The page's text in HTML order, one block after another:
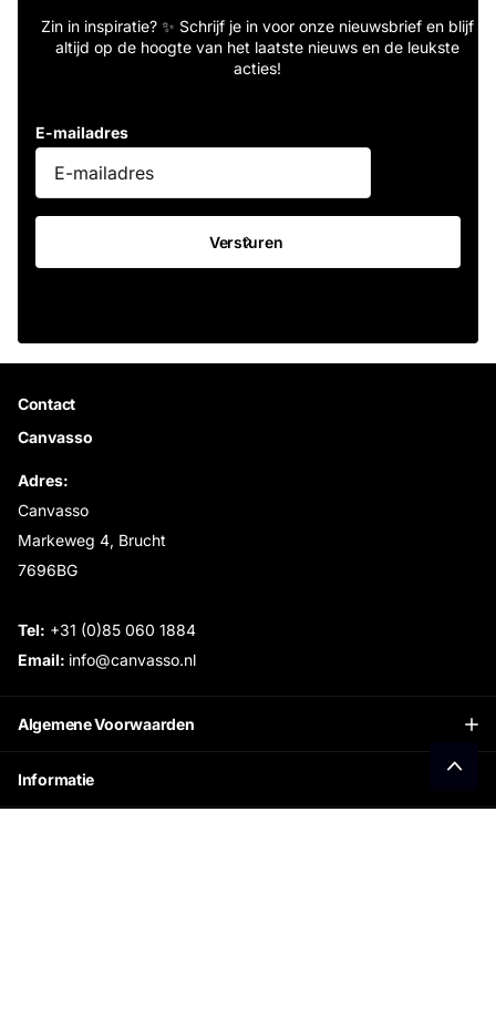
Zin in inspiratie? ✨ Schrijf je in voor onze nieuwsbrief en blijf
altijd op de hoogte van het laatste nieuws en de leukste
acties!
E-mailadres
Versturen
Algemene Voorwaarden
Informatie
Contact
Canvasso
Adres:
Canvasso
Markeweg 4, Brucht
7696BG
Tel: +31 (0)85 060 1884
Email: info@canvasso.nl